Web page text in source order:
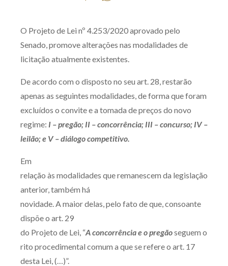
Produtos e serviços
Orientação por Escrito
Mentoria Zênite
Capacitação
Eventos presenciais
Diferenciais
O Projeto de Lei nº 4.253/2020 aprovado pelo
Senado, promove alterações nas modalidades de
licitação atualmente existentes.
De acordo com o disposto no seu art. 28, restarão
apenas as seguintes modalidades, de forma que foram
excluídos o convite e a tomada de preços do novo
regime: I – pregão; II – concorrência; III – concurso; IV –
leilão; e V – diálogo competitivo.
Em
relação às modalidades que remanescem da legislação
anterior, também há
novidade. A maior delas, pelo fato de que, consoante
dispõe o art. 29
do Projeto de Lei, “A concorrência e o pregãoseguem o
rito procedimental comum a que se refere o art. 17
desta Lei, (…)”.